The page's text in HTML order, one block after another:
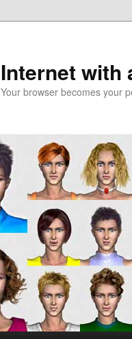
Internet with
Your browser becomes your